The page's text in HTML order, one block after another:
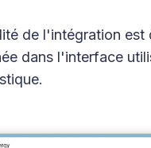
de l'intégration est
dans l'interface